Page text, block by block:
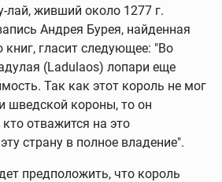
лай, живший около 1277 г.
Андрея Бурея, найденная
гласит следующее: "Во
(Ladulaos) лопари еще
Так как этот король не мог
шведской короны, то он
отважится на это
страну в полное владение".
предположить, что король